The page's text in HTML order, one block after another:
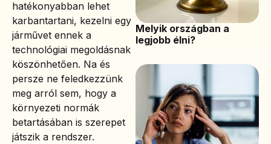
hatékonyabban lehet
karbantartani, kezelni egy
járművet ennek a
technológiai megoldásnak
köszönhetően. Na és
persze ne feledkezzünk
meg arról sem, hogy a
környezeti normák
betartásában is szerepet
játszik a rendszer.
Melyik országban a
legjobb élni?